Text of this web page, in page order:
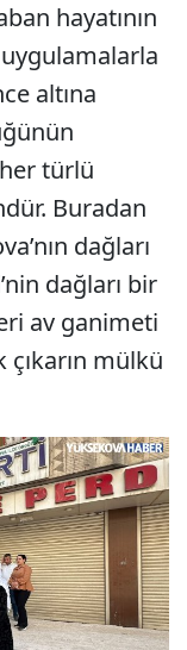
hayatının
uygulamalarla
altına
türlü
Buradan
dağları
dağları bir
av ganimeti
mülkü